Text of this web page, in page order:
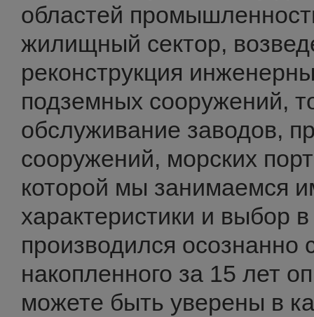
областей
жилищный сектор,
реконструкция
подземных сооружений,
обслуживание заводов,
сооружений, морских
которой мы занимаемся
характеристики и выбор
производился осознанно
накопленного за 15 лет
можете быть уверены в